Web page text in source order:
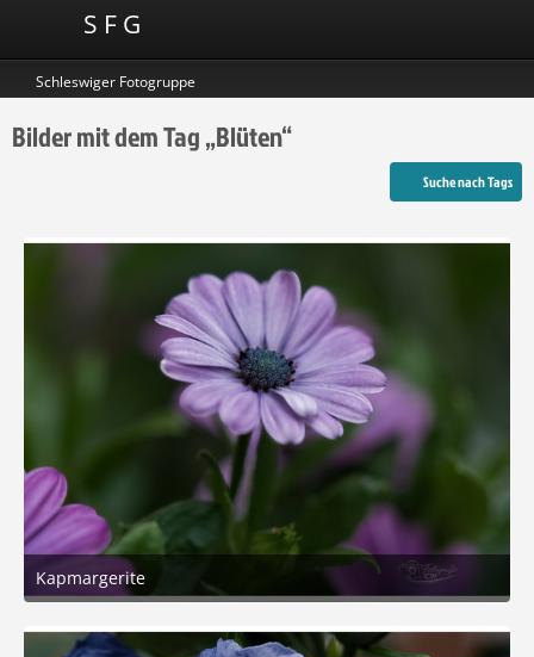
S F G
Schleswiger Fotogruppe
Bilder mit dem Tag „Blüten“
Suche nach Tags
Kapmargerite
29. Juli 2026 um 19:27